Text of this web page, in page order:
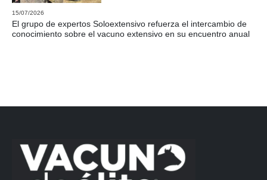
15/07/2026
El grupo de expertos Soloextensivo refuerza el intercambio de
conocimiento sobre el vacuno extensivo en su encuentro anual